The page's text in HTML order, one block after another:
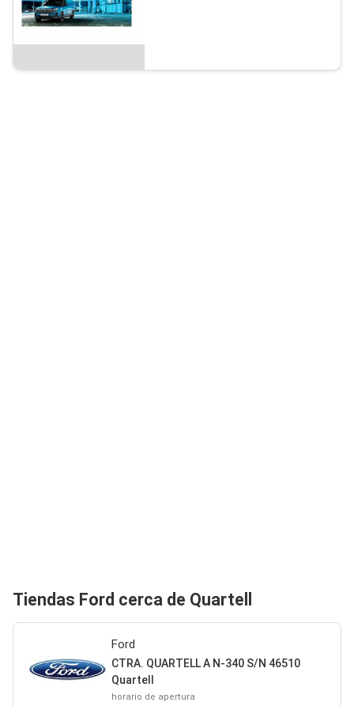
Tiendas Ford cerca de Quartell
Ford
CTRA. QUARTELL A N-340 S/N 46510
Quartell
horario de apertura